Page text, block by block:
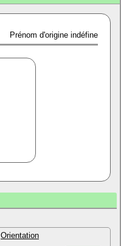
Prénom d'origine indéfine
Orientation